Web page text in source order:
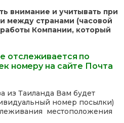
внимание и учитывать при
между странами (часовой
Компании, который
отслеживается по
номеру на сайте Почта
из Таиланда Вам будет
номер посылки)
местоположения